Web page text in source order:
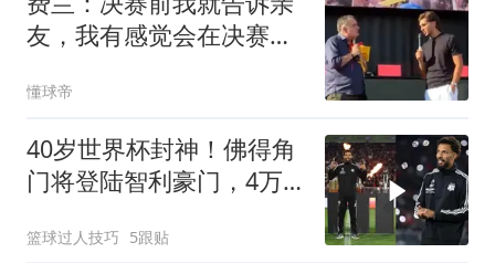
友，我有感觉会在决赛中
懂球帝
40岁世界杯封神！佛得角
门将登陆智利豪门，4万
篮球过人技巧 5跟贴